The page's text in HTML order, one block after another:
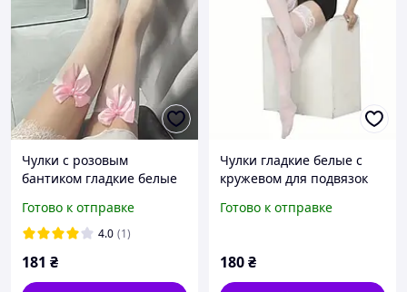
Чулки с розовым
бантиком гладкие белые
эластичные, элегантные,
соблазнительные
Готово к отправке
4.0 (1)
181 ₴
Чулки гладкие белые с
кружевом для подвязок
Готово к отправке
180₴